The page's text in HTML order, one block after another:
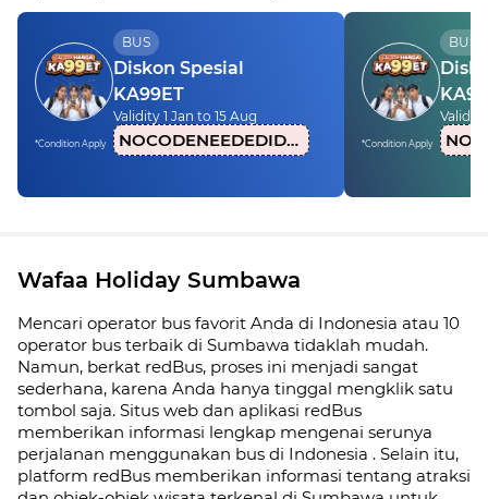
*Condition Apply
BUS
Diskon Spesial
KA99ET
Validity 1 Jan to 15 Aug
NOCODENEEDEDIDN1 *Condition Apply
BUS
Validity
Wafaa Holiday Sumbawa
Mencari operator bus favorit Anda di Indonesia atau 10
operator bus terbaik di Sumbawa tidaklah mudah.
Namun, berkat redBus, proses ini menjadi sangat
sederhana, karena Anda hanya tinggal mengklik satu
tombol saja. Situs web dan aplikasi redBus
memberikan informasi lengkap mengenai serunya
perjalanan menggunakan bus di Indonesia . Selain itu,
platform redBus memberikan informasi tentang atraksi